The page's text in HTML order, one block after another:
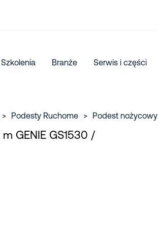
Szkolenia Branże Serwis i części
> Podesty Ruchome > Podest nożycowy